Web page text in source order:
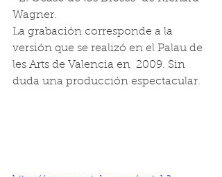
Wagner.
La grabación corresponde a la
versión que se realizó en el Palau de
les Arts de Valencia en  2009. Sin
duda una producción espectacular.